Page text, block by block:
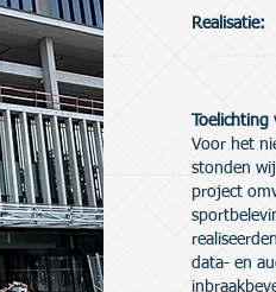
Realisatie:
Voor het
stonden
project
data- en